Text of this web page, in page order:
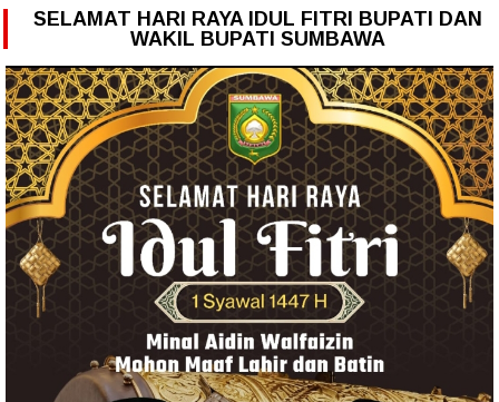
SELAMAT HARI RAYA IDUL FITRI BUPATI DAN
WAKIL BUPATI SUMBAWA